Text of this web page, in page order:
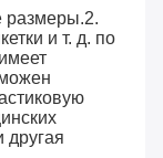
размеры.2.
и т. д. по
другая